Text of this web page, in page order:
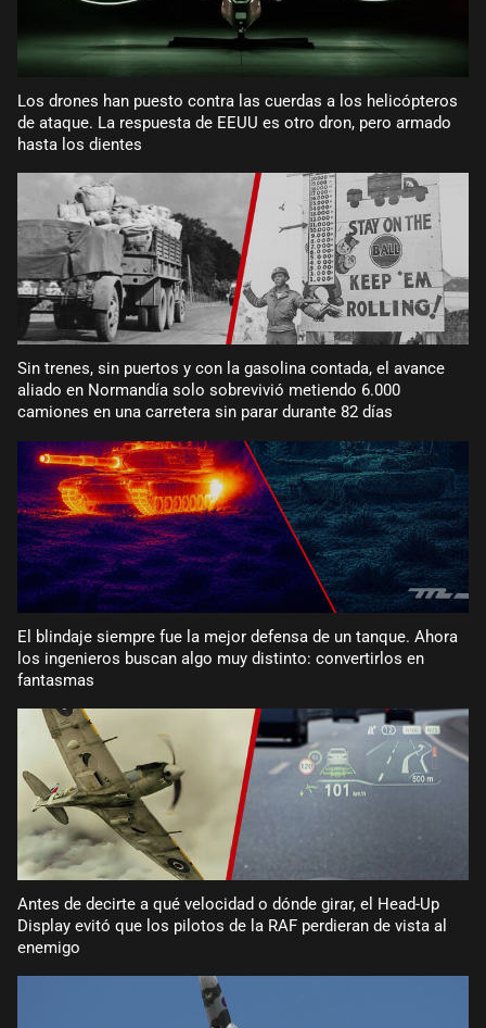
Los drones han puesto contra las cuerdas a los helicópteros
de ataque. La respuesta de EEUU es otro dron, pero armado
hasta los dientes
Sin trenes, sin puertos y con la gasolina contada, el avance
aliado en Normandía solo sobrevivió metiendo 6.000
camiones en una carretera sin parar durante 82 días
El blindaje siempre fue la mejor defensa de un tanque. Ahora
los ingenieros buscan algo muy distinto: convertirlos en
fantasmas
Antes de decirte a qué velocidad o dónde girar, el Head-Up
Display evitó que los pilotos de la RAF perdieran de vista al
enemigo